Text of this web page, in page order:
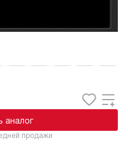
аналог
продажи